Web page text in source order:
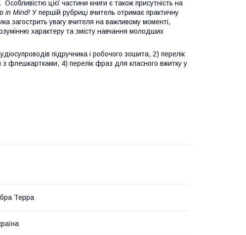
цієї частини книги є також присутність на
in Mind! У першій рубриці вчитель отримає практичну
загострить увагу вчителя на важливому моменті,
характеру та змісту навчання молодших
підручника і робочого зошита, 2) перелік
флешкартками, 4) перелік фраз для класного вжитку у
Терра